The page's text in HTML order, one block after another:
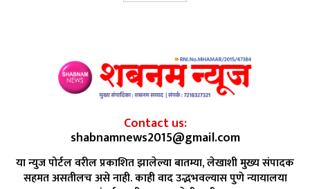
Contact us:
shabnamnews2015@gmail.com
या न्युज पोर्टल वरील प्रकाशित झालेल्या बातम्या, लेखाशी मुख्य संपादक
सहमत असतीलच असे नाही. काही वाद उद्भभवल्यास पुणे न्यायालया